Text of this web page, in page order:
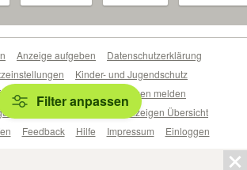
Filter anpassen
Anzeige aufgeben
Datenschutzerklärung
Kinder- und Jugendschutz
Sicherheitslücken melden
Beliebte Suchen
Anzeigen Übersicht
Feedback Hilfe Impressum Einloggen